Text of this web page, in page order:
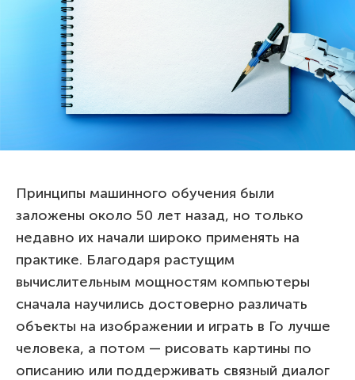
Принципы машинного обучения были
заложены около 50 лет назад, но только
недавно их начали широко применять на
практике. Благодаря растущим
вычислительным мощностям компьютеры
сначала научились достоверно различать
объекты на изображении и играть в Го лучше
человека, а потом — рисовать картины по
описанию или поддерживать связный диалог